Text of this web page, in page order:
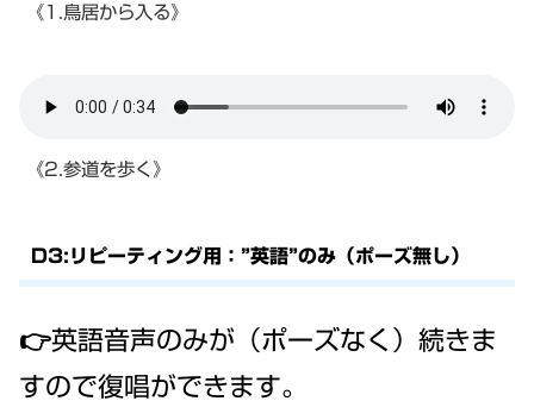
《1.鳥居から入る》
《2.参道を歩く》
D3:リピーティング用：”英語”のみ（ポーズ無し）
👉英語音声のみが（ポーズなく）続きま
すので復唱ができます。